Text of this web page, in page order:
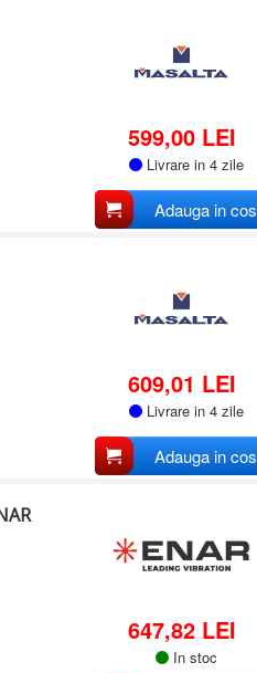
599,00 LEI
Livrare in 4 zile
Adauga in cos
609,01 LEI
Livrare in 4 zile
Adauga in cos
647,82 LEI
In stoc